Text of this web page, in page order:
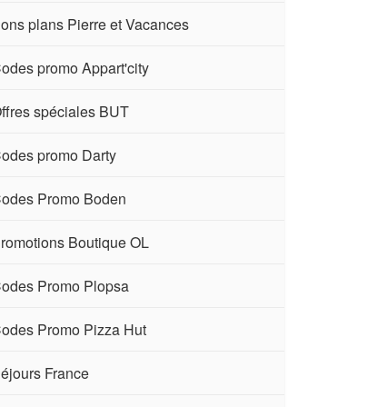
plans Pierre et Vacances
promo Appart'city
spéciales BUT
promo Darty
Promo Boden
Boutique OL
Promo Plopsa
Promo Pizza Hut
France